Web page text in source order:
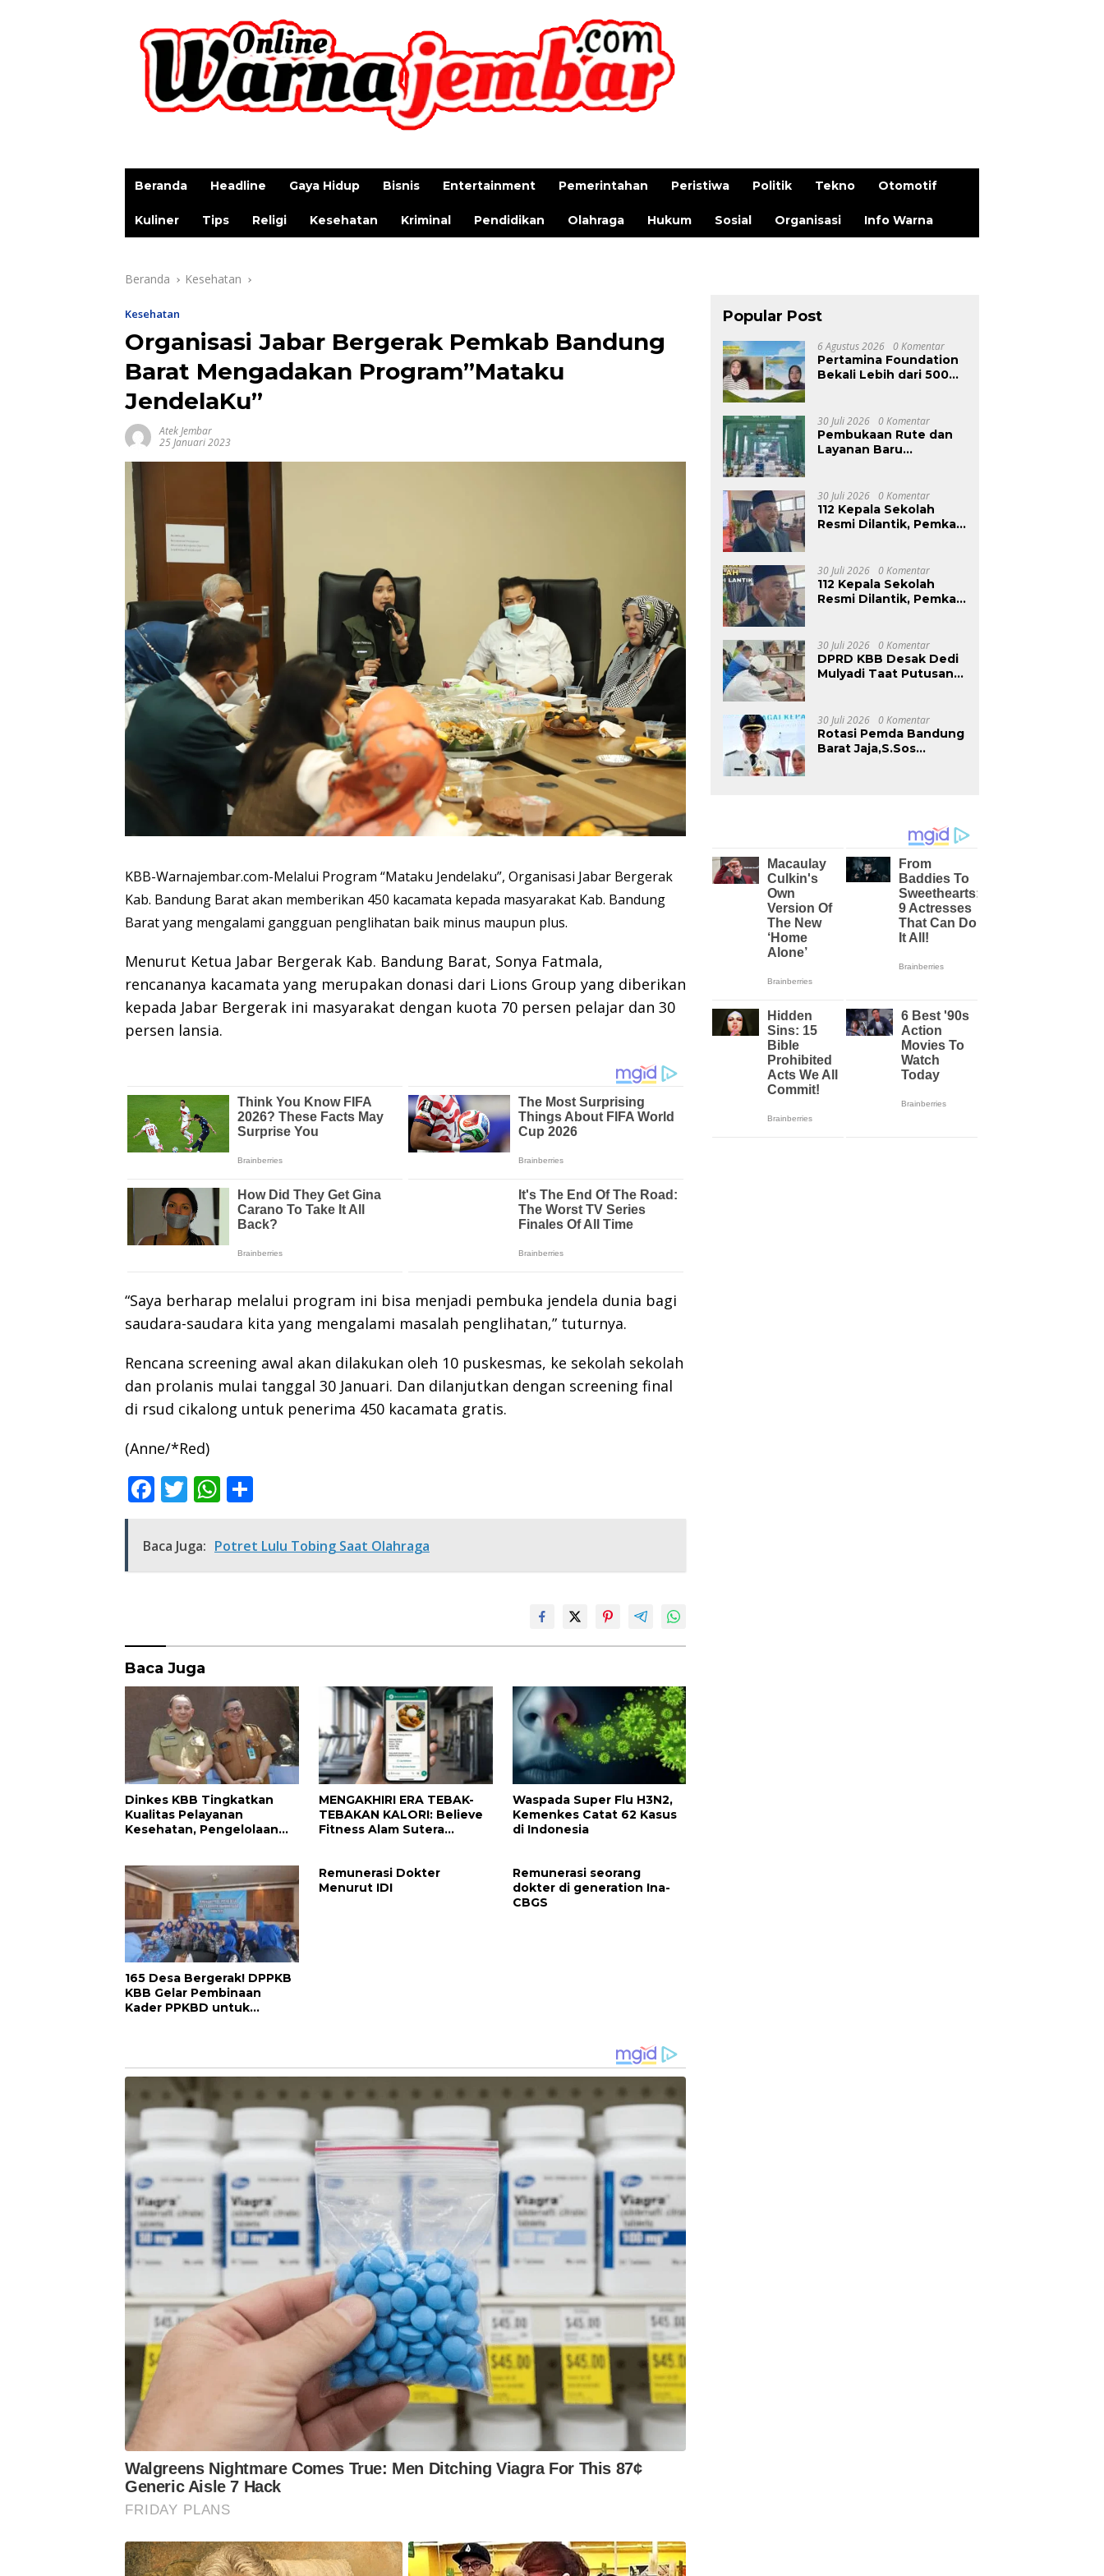
Beranda Headline Gaya Hidup Bisnis Entertainment Pemerintahan Peristiwa Politik Tekno Otomotif
Kuliner Tips Religi Kesehatan Kriminal Pendidikan Olahraga Hukum Sosial Organisasi Info Warna
Beranda Kesehatan
Kesehatan
Organisasi Jabar Bergerak Pemkab Bandung
Barat Mengadakan Program”Mataku
JendelaKu”
Atek Jembar
25 Januari 2023
KBB-Warnajembar.com-Melalui Program “Mataku Jendelaku”, Organisasi Jabar Bergerak
Kab. Bandung Barat akan memberikan 450 kacamata kepada masyarakat Kab. Bandung
Barat yang mengalami gangguan penglihatan baik minus maupun plus.
Menurut Ketua Jabar Bergerak Kab. Bandung Barat, Sonya Fatmala,
rencananya kacamata yang merupakan donasi dari Lions Group yang diberikan
kepada Jabar Bergerak ini masyarakat dengan kuota 70 persen pelajar dan 30
persen lansia.
“Saya berharap melalui program ini bisa menjadi pembuka jendela dunia bagi
saudara-saudara kita yang mengalami masalah penglihatan,” tuturnya.
Rencana screening awal akan dilakukan oleh 10 puskesmas, ke sekolah sekolah
dan prolanis mulai tanggal 30 Januari. Dan dilanjutkan dengan screening final
di rsud cikalong untuk penerima 450 kacamata gratis.
(Anne/*Red)
F
e
b
k
T
itt
er
W
at
s
p
ar
e
Baca Juga: Potret Lulu Tobing Saat Olahraga
Baca Juga
Dinkes KBB Tingkatkan
Kualitas Pelayanan
Kesehatan, Pengelolaan
MENGAKHIRI ERA TEBAK-
TEBAKAN KALORI: Believe
Fitness Alam Sutera
Transformasi
Waspada Super Flu H3N2,
Kemenkes Catat 62 Kasus
di Indonesia
165 Desa Bergerak! DPPKB
KBB Gelar Pembinaan
Kader PPKBD untuk
Remunerasi Dokter
Menurut IDI
Remunerasi seorang
dokter di generation Ina-
CBGS
Popular Post
6 Agustus 2026 0 Komentar
Pertamina Foundation
Bekali Lebih dari 500
Hadapi Tahap
Wawancara
30 Juli 2026 0 Komentar
Pembukaan Rute dan
Layanan Baru
30 Juli 2026 0 Komentar
112 Kepala Sekolah
Resmi Dilantik, Pemkab
Kepemimpinan di
Sekolah
30 Juli 2026 0 Komentar
112 Kepala Sekolah
Resmi Dilantik, Pemkab
Kepemimpinan di
Sekolah
30 Juli 2026 0 Komentar
DPRD KBB Desak Dedi
Mulyadi Taat Putusan
Selamatkan Hak Buruh
UMSK 2026
30 Juli 2026 0 Komentar
Rotasi Pemda Bandung
Barat Jaja,S.Sos